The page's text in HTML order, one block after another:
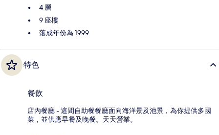
4 層
9 座樓
落成年份為 1999
特色
餐飲
店內餐廳 - 這間自助餐餐廳面向海洋景及池景，為你提供多國
菜，並供應早餐及晚餐。天天營業。